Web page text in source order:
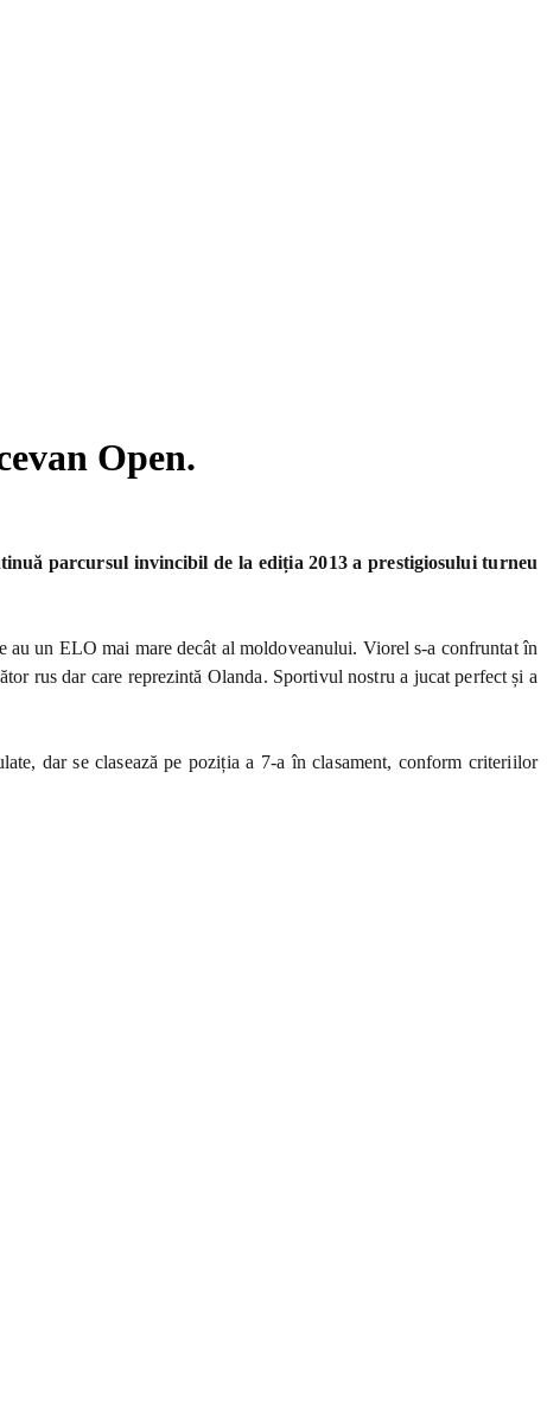
Open.
parcursul invincibil de la ediția 2013 a prestigiosului turneu
un ELO mai mare decât al moldoveanului. Viorel s-a confruntat în
rus dar care reprezintă Olanda. Sportivul nostru a jucat perfect și a
dar se clasează pe poziția a 7-a în clasament, conform criteriilor